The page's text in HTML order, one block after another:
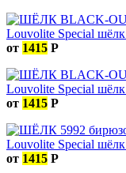
Louvolite Special
от 1415 Р
Louvolite Special
от 1415 Р
Louvolite Special
от 1415 Р